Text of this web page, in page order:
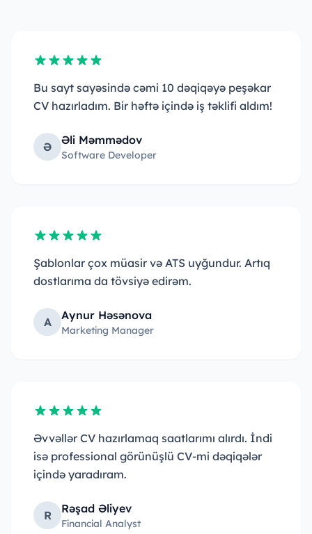
Bu sayt sayəsində cəmi 10 dəqiqəyə peşəkar
CV hazırladım. Bir həftə içində iş təklifi aldım!
Ə Əli Məmmədov
Software Developer
Şablonlar çox müasir və ATS uyğundur. Artıq
dostlarıma da tövsiyə edirəm.
A Aynur Həsənova
Marketing Manager
Əvvəllər CV hazırlamaq saatlarımı alırdı. İndi
isə professional görünüşlü CV-mi dəqiqələr
içində yaradıram.
R Rəşad Əliyev
Financial Analyst